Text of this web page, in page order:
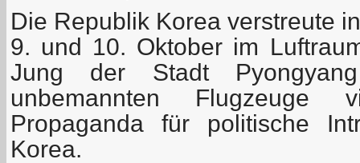
Die Republik Korea verstreute
9. und 10. Oktober im
Jung der Stadt
unbemannten Flugzeuge
Propaganda für politische
Korea.